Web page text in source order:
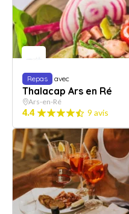
Repas avec
Thalacap Ars en Ré
Ars-en-Ré
4.4 9 avis